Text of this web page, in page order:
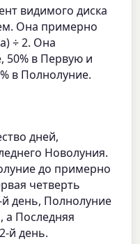
видимого диска
Она примерно
÷ 2. Она
50% в Первую и
в Полнолуние.
дней,
Новолуния.
до примерно
четверть
день, Полнолуние
Последняя
й день.